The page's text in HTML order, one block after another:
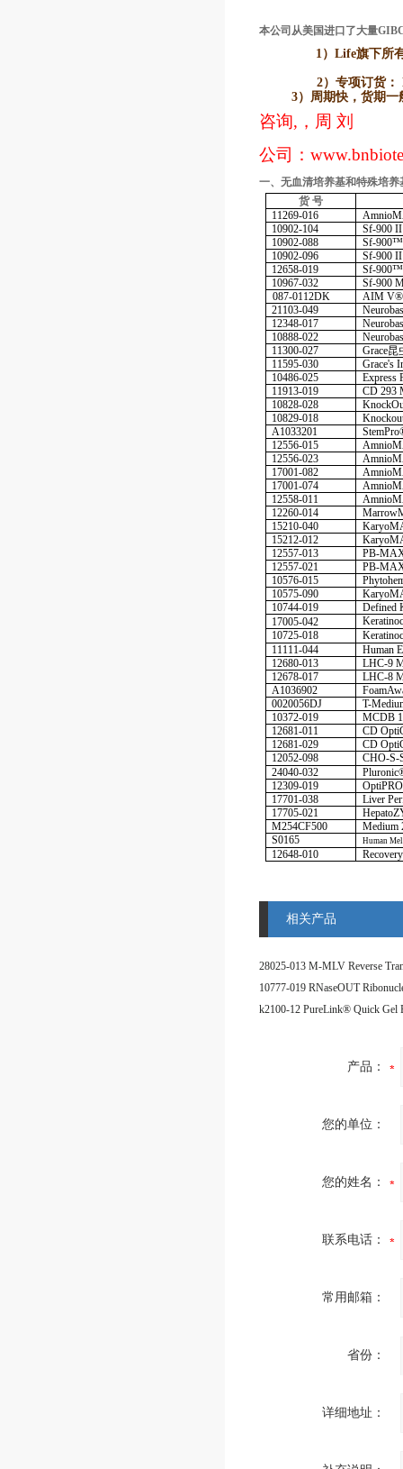
本公司从美国进口了大量
1）Life旗下所
2） 专项订货：
3） 周期快，货期一
咨询,，周 刘
公司：
一、无血清培养基和特殊培养
货 号
11269-016
10902-104
Sf-900
10902-088
Sf-
10902-096
Sf-900
12658-019
Sf-
10967-032
Sf-900
087-0112DK
AIM V®
21103-049
12348-017
10888-022
11300-027
Grace昆
11595-030
Grace's
10486-025
Express
11913-019
CD 293
10828-028
10829-018
A1033201
12556-015
12556-023
17001-082
17001-074
12558-011
12260-014
15210-040
15212-012
12557-013
PB-
12557-021
PB-
10576-015
10575-090
10744-019
Defined
17005-042
10725-018
11111-044
Human
12680-013
LHC-9
12678-017
LHC-8
A1036902
0020056DJ
T-
10372-019
MCDB
12681-011
CD
12681-029
CD
12052-098
CHO-
24040-032
12309-019
17701-038
Liver
17705-021
M254CF500
Medium
S0165
Human
12648-010
相关产品
产品：
您的单位：
您的姓名：
联系电话：
常用邮箱：
省份：
详细地址：